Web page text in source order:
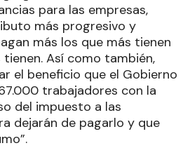
para las empresas,
más progresivo y
más los que más tienen
Así como también,
el beneficio que el Gobierno
trabajadores con la
del impuesto a las
dejarán de pagarlo y que